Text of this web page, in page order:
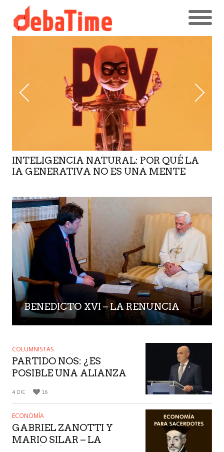
INTELIGENCIA NATURAL: POR QUÉ LA
IA GENERATIVA NO ES UNA MENTE
BENEDICTO XVI – LA RENUNCIA
COLUMNISTAS
PARTIDO NOS: ¿ES
POSIBLE UNA ALIANZA
CLASICOS,
CONSERVADORES Y
NACIONALISTAS SIN
RENUNCIAR A LOS
PROPIOS PRINCIPIOS?
4 DIC 16
ECONOMÍA
GABRIEL ZANOTTI Y
MARIO SILAR – LA